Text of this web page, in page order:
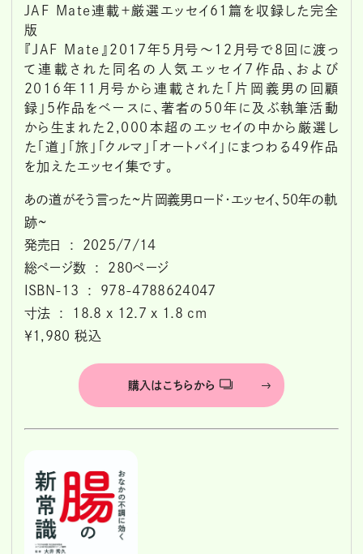
JAF Mate連載＋厳選エッセイ61篇を収録した完全
版
『JAF Mate』2017年5月号～12月号で8回に渡っ
て連載された同名の人気エッセイ７作品、および
2016年11月号から連載された「片岡義男の回顧
録」５作品をベースに、著者の50年に及ぶ執筆活動
から生まれた2,000本超のエッセイの中から厳選し
た「道」「旅」「クルマ」「オートバイ」にまつわる49作品
を加えたエッセイ集です。
あの道がそう言った~片岡義男ロード・エッセイ、50年の軌
跡~
発売日 ‏ : ‎ 2025/7/14
総ページ数 ‏ : ‎ 280ページ
ISBN-13 ‏ : ‎ 978-4788624047
寸法 ‏ : ‎ 18.8 x 12.7 x 1.8 cm
￥1,980 税込
購入はこちらから